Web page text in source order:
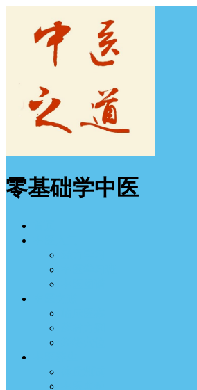
零基础学中医